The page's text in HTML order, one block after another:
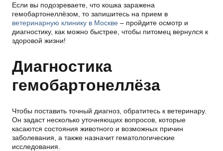
Если вы подозреваете, что кошка заражена
гемобартонеллёзом, то запишитесь на прием в
ветеринарную клинику в Москве – пройдите осмотр и
диагностику, как можно быстрее, чтобы питомец вернулся к
здоровой жизни!
Диагностика
гемобартонеллёза
Чтобы поставить точный диагноз, обратитесь к ветеринару.
Он задаст несколько уточняющих вопросов, которые
касаются состояния животного и возможных причин
заболевания, а также назначит гематологические
исследования.